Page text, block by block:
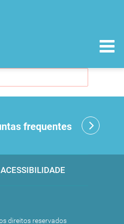
frequentes
ACESSIBILIDADE
direitos reservados